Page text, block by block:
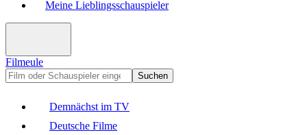
Meine Lieblingsschauspieler
Filmeule
Suchen
Demnächst im TV
Deutsche Filme